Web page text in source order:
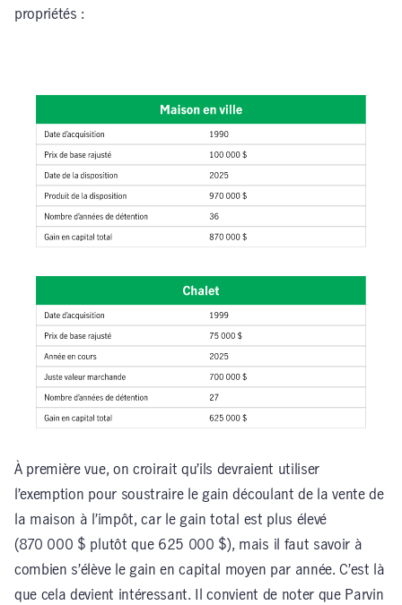
propriétés :
À première vue, on croirait qu’ils devraient utiliser
l’exemption pour soustraire le gain découlant de la vente de
la maison à l’impôt, car le gain total est plus élevé
(870 000 $ plutôt que 625 000 $), mais il faut savoir à
combien s’élève le gain en capital moyen par année. C’est là
que cela devient intéressant. Il convient de noter que Parvin